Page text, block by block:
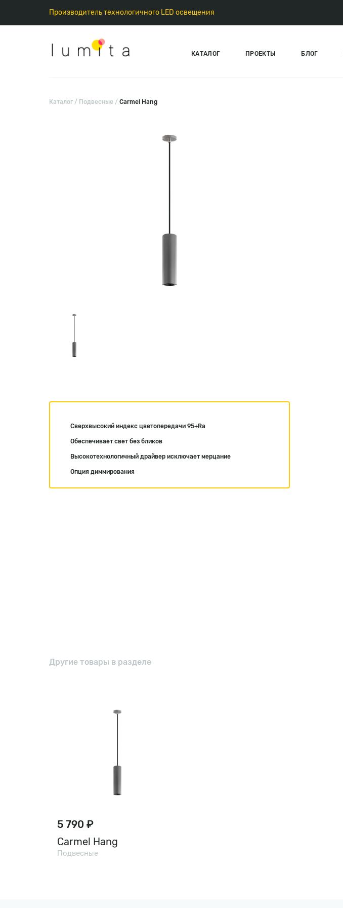
Производитель технологичного LED освещения
КАТАЛОГ ПРОЕКТЫ БЛОГ
Каталог Подвесные Carmel Hang
Сверхвысокий индекс цветопередачи 95+Ra
Обеспечивает свет без бликов
Высокотехнологичный драйвер исключает мерцание
Опция диммирования
Другие товары в разделе
5 790 ₽
Carmel Hang
Подвесные